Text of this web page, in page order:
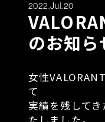
2022.Jul.20
のお知ら
女性
て
実績を残して